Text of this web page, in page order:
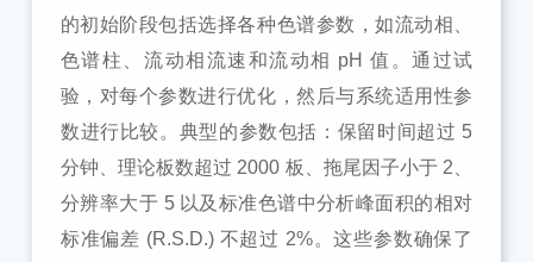
的初始阶段包括选择各种色谱参数，如流动相、
色谱柱、流动相流速和流动相 pH 值。通过试
验，对每个参数进行优化，然后与系统适用性参
数进行比较。典型的参数包括：保留时间超过 5
分钟、理论板数超过 2000 板、拖尾因子小于 2、
分辨率大于 5 以及标准色谱中分析峰面积的相对
标准偏差 (R.S.D.) 不超过 2%。这些参数确保了